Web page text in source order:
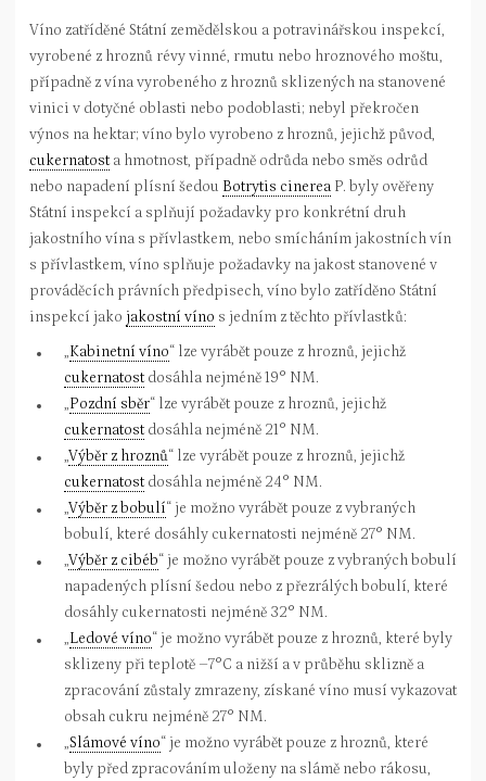
Víno zatříděné Státní zemědělskou a potravinářskou inspekcí,
vyrobené z hroznů révy vinné, rmutu nebo hroznového moštu,
případně z vína vyrobeného z hroznů sklizených na stanovené
vinici v dotyčné oblasti nebo podoblasti; nebyl překročen
výnos na hektar; víno bylo vyrobeno z hroznů, jejichž původ,
cukernatosta hmotnost, případně odrůda nebo směs odrůd
nebo napadení plísní šedou Botrytis cinerea P. byly ověřeny
Státní inspekcí a splňují požadavky pro konkrétní druh
jakostního vína s přívlastkem, nebo smícháním jakostních vín
s přívlastkem, víno splňuje požadavky na jakost stanovené v
prováděcích právních předpisech, víno bylo zatříděno Státní
inspekcí jako jakostní víno s jedním z těchto přívlastků:
„Kabinetní víno“ lze vyrábět pouze z hroznů, jejichž
cukernatostdosáhla nejméně 19° NM.
„Pozdní sběr“ lze vyrábět pouze z hroznů, jejichž
cukernatostdosáhla nejméně 21° NM.
„Výběr z hroznů“ lze vyrábět pouze z hroznů, jejichž
cukernatostdosáhla nejméně 24° NM.
„Výběr z bobulí“ je možno vyrábět pouze z vybraných
bobulí, které dosáhly cukernatosti nejméně 27° NM.
„Výběr z cibéb“ je možno vyrábět pouze z vybraných bobulí
napadených plísní šedou nebo z přezrálých bobulí, které
dosáhly cukernatosti nejméně 32° NM.
„Ledové víno“ je možno vyrábět pouze z hroznů, které byly
sklizeny při teplotě –7°C a nižší a v průběhu sklizně a
zpracování zůstaly zmrazeny, získané víno musí vykazovat
obsah cukru nejméně 27° NM.
„Slámové víno“ je možno vyrábět pouze z hroznů, které
byly před zpracováním uloženy na slámě nebo rákosu,